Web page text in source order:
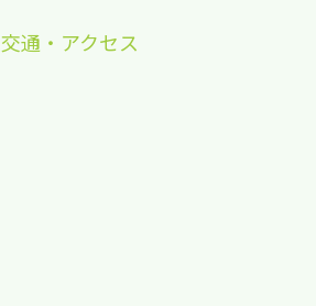
交通・アクセス